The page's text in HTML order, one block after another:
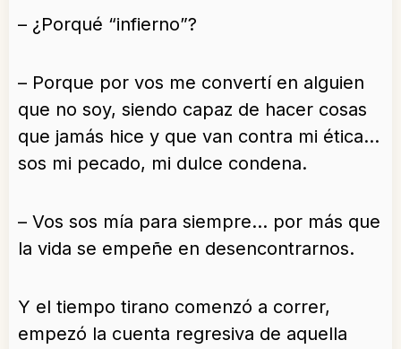
– ¿Porqué “infierno”?
– Porque por vos me convertí en alguien
que no soy, siendo capaz de hacer cosas
que jamás hice y que van contra mi ética…
sos mi pecado, mi dulce condena.
– Vos sos mía para siempre… por más que
la vida se empeñe en desencontrarnos.
Y el tiempo tirano comenzó a correr,
empezó la cuenta regresiva de aquella